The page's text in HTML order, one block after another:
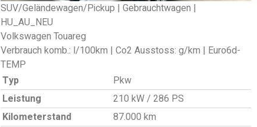
SUV/Geländewagen/Pickup | Gebrauchtwagen |
HU_AU_NEU
Volkswagen Touareg
Verbrauch komb.: l/100km | Co2 Ausstoss: g/km | Euro6d-
TEMP
Typ
Pkw
Leistung
210 kW / 286 PS
Kilometerstand
87.000 km